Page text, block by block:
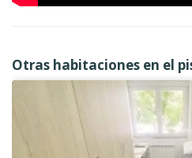
Otras habitaciones en el